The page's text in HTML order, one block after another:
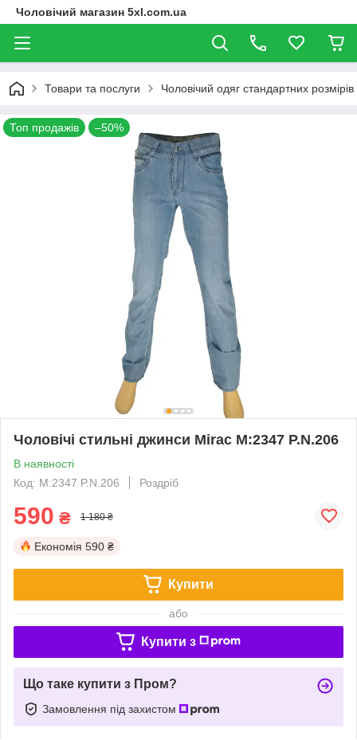
Чоловічий магазин 5xl.com.ua
Товари та послуги Чоловічий одяг стандартних розмірів
Топ продажів –50%
Чоловічі стильні джинси Mirac M:2347 P.N.206
В наявності
Код: M:2347 P.N.206
Роздріб
590 ₴ 1 180 ₴
Економія 590 ₴
Купити
або
Купити з
Що таке купити з Пром?
Замовлення під захистом